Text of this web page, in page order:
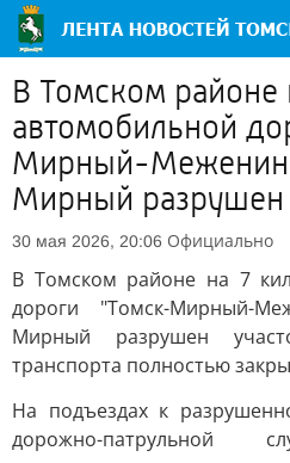
В Томском районе
автомобильной
Мирный-
Мирный разрушен
30 мая 2026, 20:06 Официально
В Томском районе на 7
дороги "Томск-Мирный-
Мирный разрушен
транспорта полностью
На подъездах к
дорожно-патрульной